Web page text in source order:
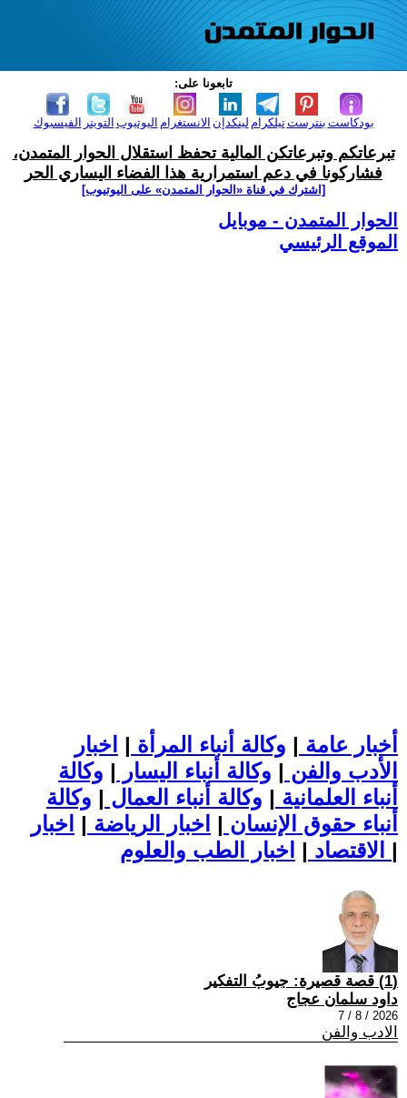
تابعونا على:
الفيسبوك التويتر اليوتيوب الانستغرام لينكدإن تيلكرامبنترست بودكاست
تبرعاتكم وتبرعاتكن المالية تحفظ استقلال الحوار المتمدن،
فشاركونا في دعم استمرارية هذا الفضاء اليساري الحر
[اشترك في قناة ‫«الحوار المتمدن» على اليوتيوب]
الحوار المتمدن - موبايل
الموقع الرئيسي
أخبار عامة | وكالة أنباء المرأة | اخبار
الأدب والفن | وكالة أنباء اليسار | وكالة
أنباء العلمانية | وكالة أنباء العمال | وكالة
أنباء حقوق الإنسان | اخبار الرياضة | اخبار
الاقتصاد | |
(1) قصة قصيرة: جيوبُ التفكير
داود سلمان عجاج
2026 / 8 / 7
الادب والفن